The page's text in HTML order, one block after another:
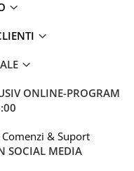
procesorul digital
36 de benzi
sonoră perfect
tale.
ONLINE-PROGRAM
Comenzi & Suport
SOCIAL MEDIA